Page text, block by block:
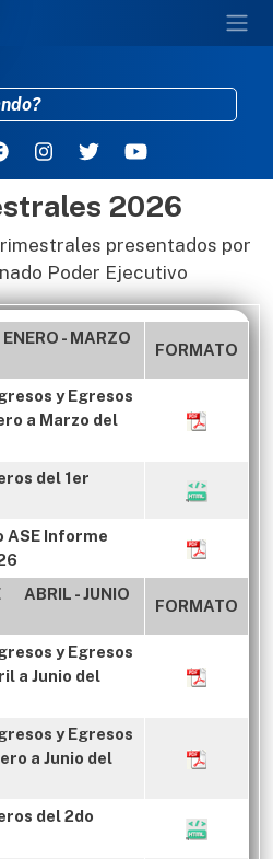
Pasar al contenido principal
2026
presentados por
Poder Ejecutivo
- MARZO
FORMATO
y Egresos
a Marzo del
del 1er
ASE Informe
ABRIL - JUNIO
FORMATO
y Egresos
a Junio del
y Egresos
a Junio del
del 2do